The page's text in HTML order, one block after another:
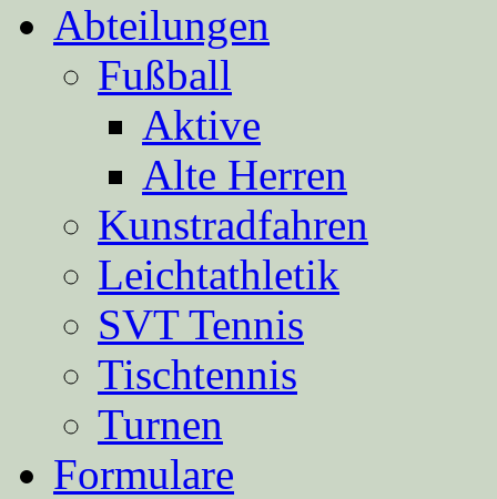
Abteilungen
Fußball
Aktive
Alte Herren
Kunstradfahren
Leichtathletik
SVT Tennis
Tischtennis
Turnen
Formulare